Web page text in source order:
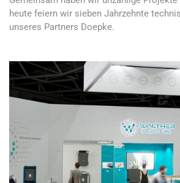
heute feiern wir sieben Jahrzehnte
unseres Partners Doepke.